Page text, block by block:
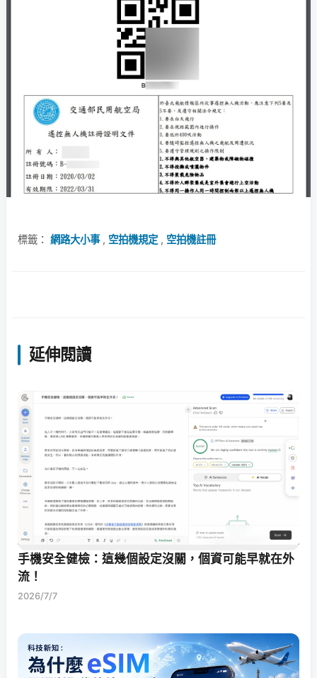
標籤： 網路大小事, 空拍機規定 , 空拍機註冊
延伸閱讀
手機安全健檢：這幾個設定沒關，個資可能早就在外
流！
2026/7/7